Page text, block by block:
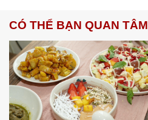
CÓ THỂ BẠN QUAN TÂM